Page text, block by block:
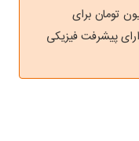
مسکن تا سقف ۲۵۰ میلیون تومان برای
پیشرفت فیزیکی